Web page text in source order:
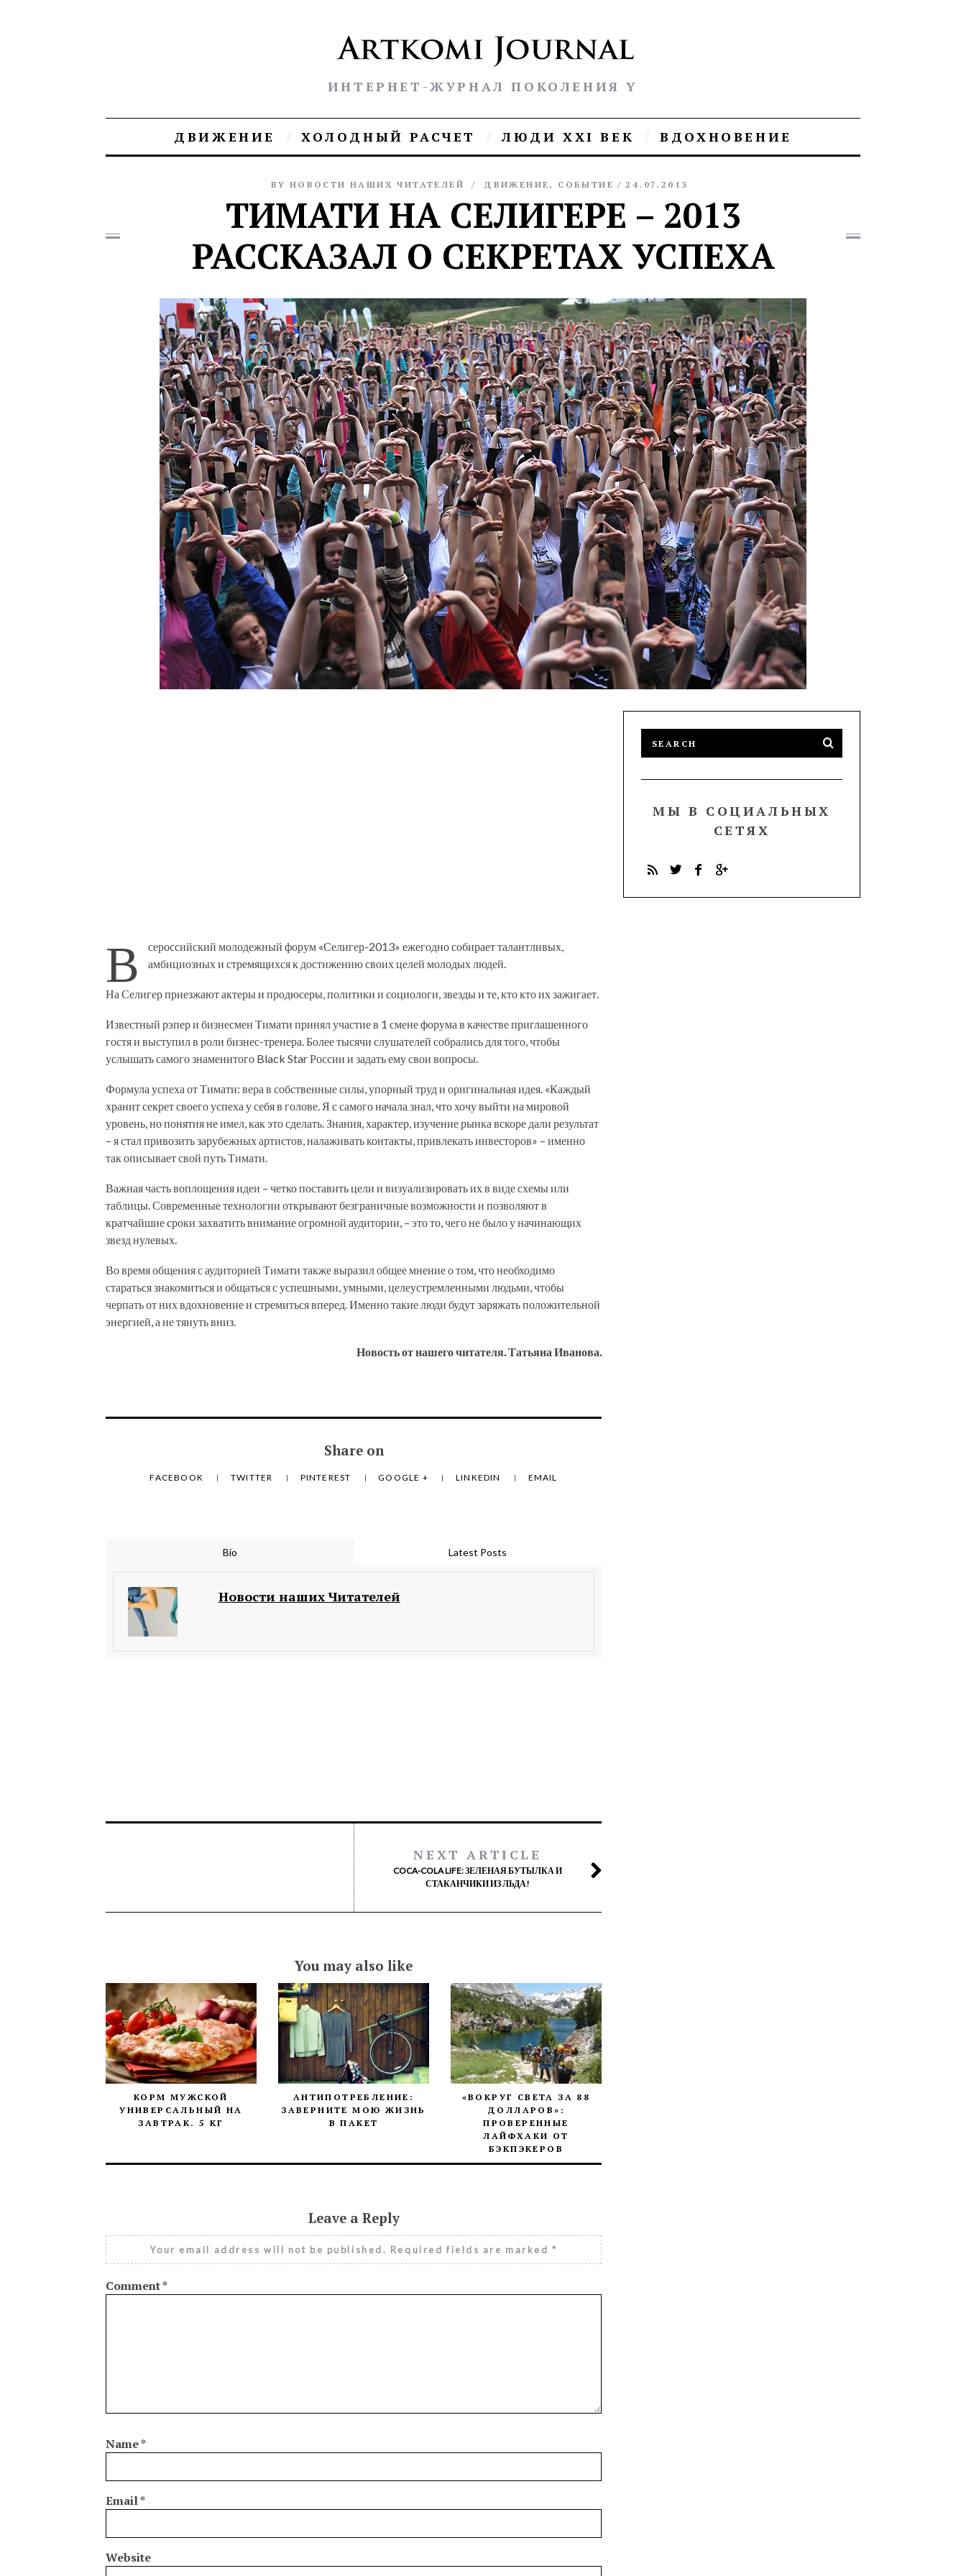
ИНТЕРНЕТ-ЖУРНАЛ ПОКОЛЕНИЯ Y
ДВИЖЕНИЕ ХОЛОДНЫЙ РАСЧЕТ ЛЮДИ XXI ВЕК ВДОХНОВЕНИЕ
BY НОВОСТИ НАШИХ ЧИТАТЕЛЕЙ ДВИЖЕНИЕ , СОБЫТИЕ 24.07.2013
ТИМАТИ НА СЕЛИГЕРЕ – 2013
РАССКАЗАЛ О СЕКРЕТАХ УСПЕХА
В
сероссийский молодежный форум «Селигер-2013» ежегодно собирает талантливых,
амбициозных и стремящихся к достижению своих целей молодых людей.
На Селигер приезжают актеры и продюсеры, политики и социологи, звезды и те, кто кто их зажигает.
Известный рэпер и бизнесмен Тимати принял участие в 1 смене форума в качестве приглашенного
гостя и выступил в роли бизнес-тренера. Более тысячи слушателей собрались для того, чтобы
услышать самого знаменитого Black Star России и задать ему свои вопросы.
Формула успеха от Тимати: вера в собственные силы, упорный труд и оригинальная идея. «Каждый
хранит секрет своего успеха у себя в голове. Я с самого начала знал, что хочу выйти на мировой
уровень, но понятия не имел, как это сделать. Знания, характер, изучение рынка вскоре дали результат
– я стал привозить зарубежных артистов, налаживать контакты, привлекать инвесторов» – именно
так описывает свой путь Тимати.
Важная часть воплощения идеи – четко поставить цели и визуализировать их в виде схемы или
таблицы. Современные технологии открывают безграничные возможности и позволяют в
кратчайшие сроки захватить внимание огромной аудитории, – это то, чего не было у начинающих
звезд нулевых.
Во время общения с аудиторией Тимати также выразил общее мнение о том, что необходимо
стараться знакомиться и общаться с успешными, умными, целеустремленными людьми, чтобы
черпать от них вдохновение и стремиться вперед. Именно такие люди будут заряжать положительной
энергией, а не тянуть вниз.
Новость от нашего читателя. Татьяна Иванова.
Share on
FACEBOOK TWITTER PINTEREST GOOGLE + LINKEDIN EMAIL
Bio Latest Posts
Новости наших Читателей
NEXT ARTICLE
COCA-COLA LIFE: ЗЕЛЕНАЯ БУТЫЛКА И
СТАКАНЧИКИ ИЗ ЛЬДА!
You may also like
КОРМ МУЖСКОЙ
УНИВЕРСАЛЬНЫЙ НА
ЗАВТРАК. 5 КГ
АНТИПОТРЕБЛЕНИЕ:
ЗАВЕРНИТЕ МОЮ ЖИЗНЬ
В ПАКЕТ
«ВОКРУГ СВЕТА ЗА 88
ДОЛЛАРОВ»:
ПРОВЕРЕННЫЕ
ЛАЙФХАКИ ОТ
БЭКПЭКЕРОВ
Leave a Reply
Your email address will not be published. Required fields are marked*
Comment*
Name*
Email*
Website
МЫ В СОЦИАЛЬНЫХ
СЕТЯХ